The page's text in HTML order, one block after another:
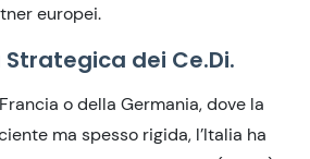
europei.
dei Ce.Di.
o della Germania, dove la
ma spesso rigida, l’Italia ha